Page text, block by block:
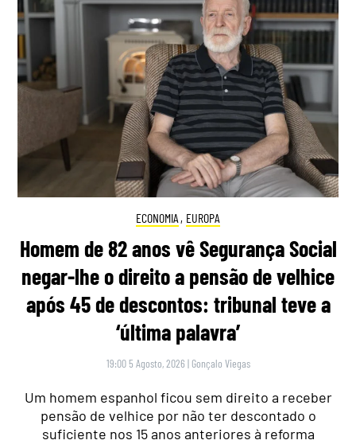
ECONOMIA , EUROPA
Homem de 82 anos vê Segurança Social
negar-lhe o direito a pensão de velhice
após 45 de descontos: tribunal teve a
‘última palavra’
19:00 5 Agosto, 2026 | Gonçalo Viegas
Um homem espanhol ficou sem direito a receber
pensão de velhice por não ter descontado o
suficiente nos 15 anos anteriores à reforma